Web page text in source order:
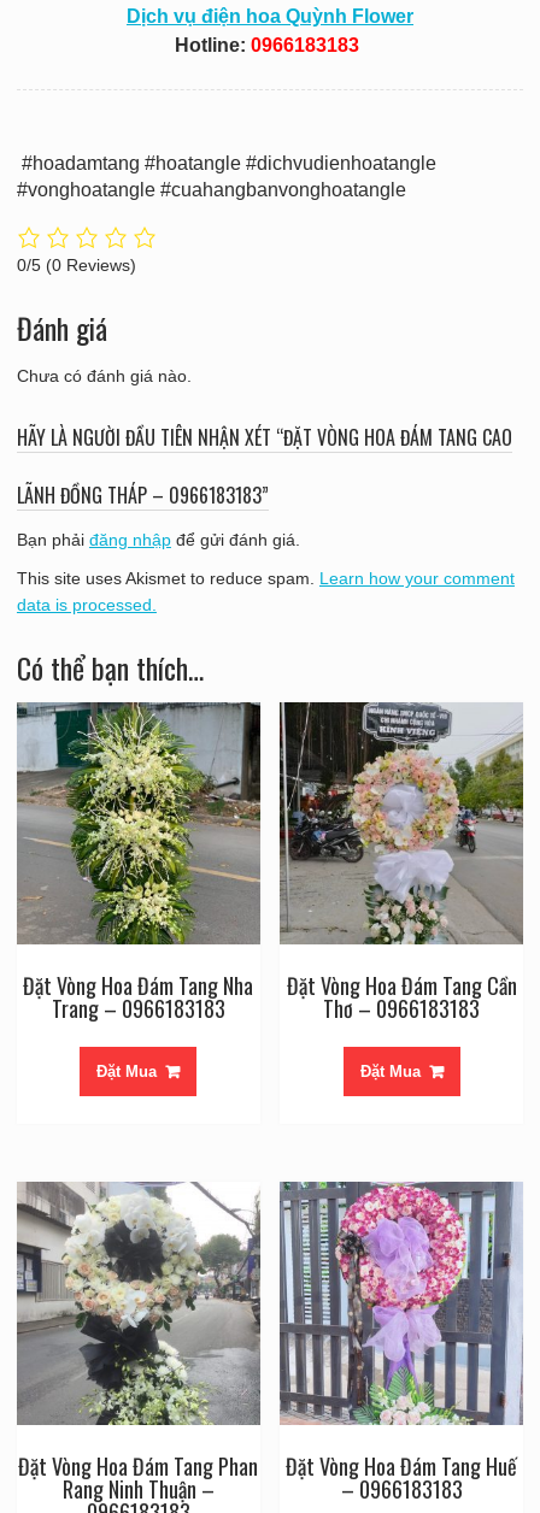
Dịch vụ điện hoa Quỳnh Flower
Hotline:0966183183
#hoadamtang #hoatangle #dichvudienhoatangle
#vonghoatangle #cuahangbanvonghoatangle
0/5 (0 Reviews)
Đánh giá
Chưa có đánh giá nào.
HÃY LÀ NGƯỜI ĐẦU TIÊN NHẬN XÉT “ĐẶT VÒNG HOA ĐÁM TANG CAO
LÃNH ĐỒNG THÁP – 0966183183”
Bạn phải đăng nhậpđể gửi đánh giá.
This site uses Akismet to reduce spam. Learn how your comment
data is processed.
Có thể bạn thích…
Đặt Vòng Hoa Đám Tang Nha
Trang – 0966183183
Đặt Mua
Đặt Vòng Hoa Đám Tang Cần
Thơ – 0966183183
Đặt Mua
Đặt Vòng Hoa Đám Tang Phan
Rang Ninh Thuận –
Đặt Vòng Hoa Đám Tang Huế
– 0966183183